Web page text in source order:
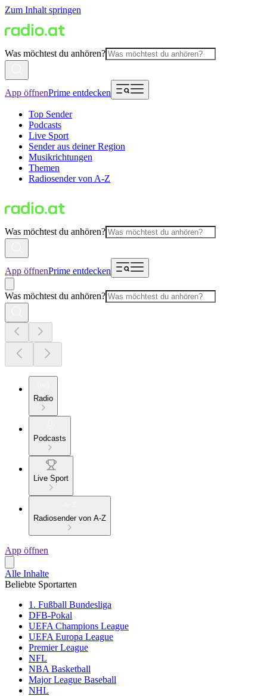
Zum Inhalt springen
Was möchtest du anhören?
App öffnenPrime entdecken
Top Sender
Podcasts
Live Sport
Sender aus deiner Region
Musikrichtungen
Themen
Radiosender von A-Z
Was möchtest du anhören?
App öffnenPrime entdecken
Was möchtest du anhören?
Radio
Podcasts
Live Sport
Radiosender von A-Z
App öffnen
Alle Inhalte
Beliebte Sportarten
1. Fußball Bundesliga
DFB-Pokal
UEFA Champions League
UEFA Europa League
Premier League
NFL
NBA Basketball
Major League Baseball
NHL